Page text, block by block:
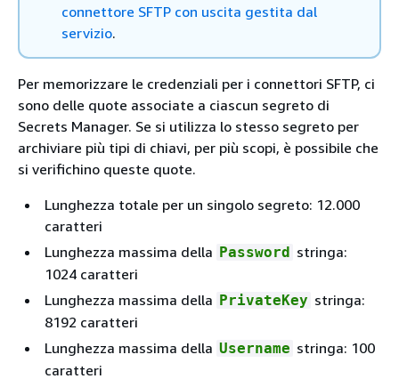
connettore SFTP con uscita gestita dal
servizio.
Per memorizzare le credenziali per i connettori SFTP, ci
sono delle quote associate a ciascun segreto di
Secrets Manager. Se si utilizza lo stesso segreto per
archiviare più tipi di chiavi, per più scopi, è possibile che
si verifichino queste quote.
Lunghezza totale per un singolo segreto: 12.000
caratteri
Lunghezza massima della Password stringa:
1024 caratteri
Lunghezza massima della PrivateKey stringa:
8192 caratteri
Lunghezza massima della Username stringa: 100
caratteri